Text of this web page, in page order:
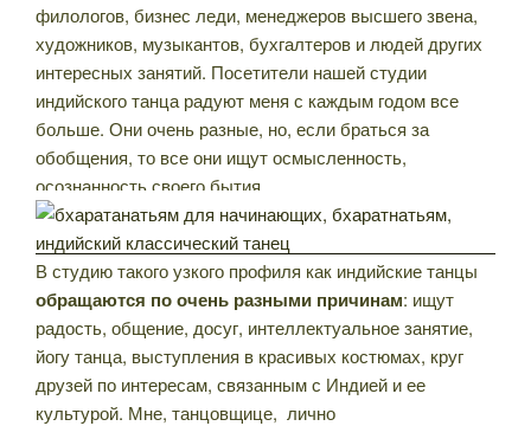
филологов, бизнес леди, менеджеров высшего звена,
художников, музыкантов, бухгалтеров и людей других
интересных занятий. Посетители нашей студии
индийского танца радуют меня с каждым годом все
больше. Они очень разные, но, если браться за
обобщения, то все они ищут осмысленность,
осознанность своего бытия.
В студию такого узкого профиля как индийские танцы
обращаются по очень разными причинам: ищут
радость, общение, досуг, интеллектуальное занятие,
йогу танца, выступления в красивых костюмах, круг
друзей по интересам, связанным с Индией и ее
культурой. Мне, танцовщице, лично